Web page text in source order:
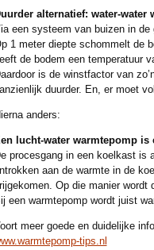
alternatief: water-water
een systeem van buizen in de
1 meter diepte schommelt de
de bodem een temperatuur
is de winstfactor van
duurder. En, er moet
anders:
lucht-water warmtepomp
procesgang in een koelkast is
aan de warmte in de
Op die manier wordt
een warmtepomp wordt juist
meer goede en duidelijke
tips.nl